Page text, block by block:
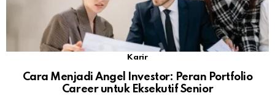
Karir
Cara Menjadi Angel Investor: Peran Portfolio
Career untuk Eksekutif Senior